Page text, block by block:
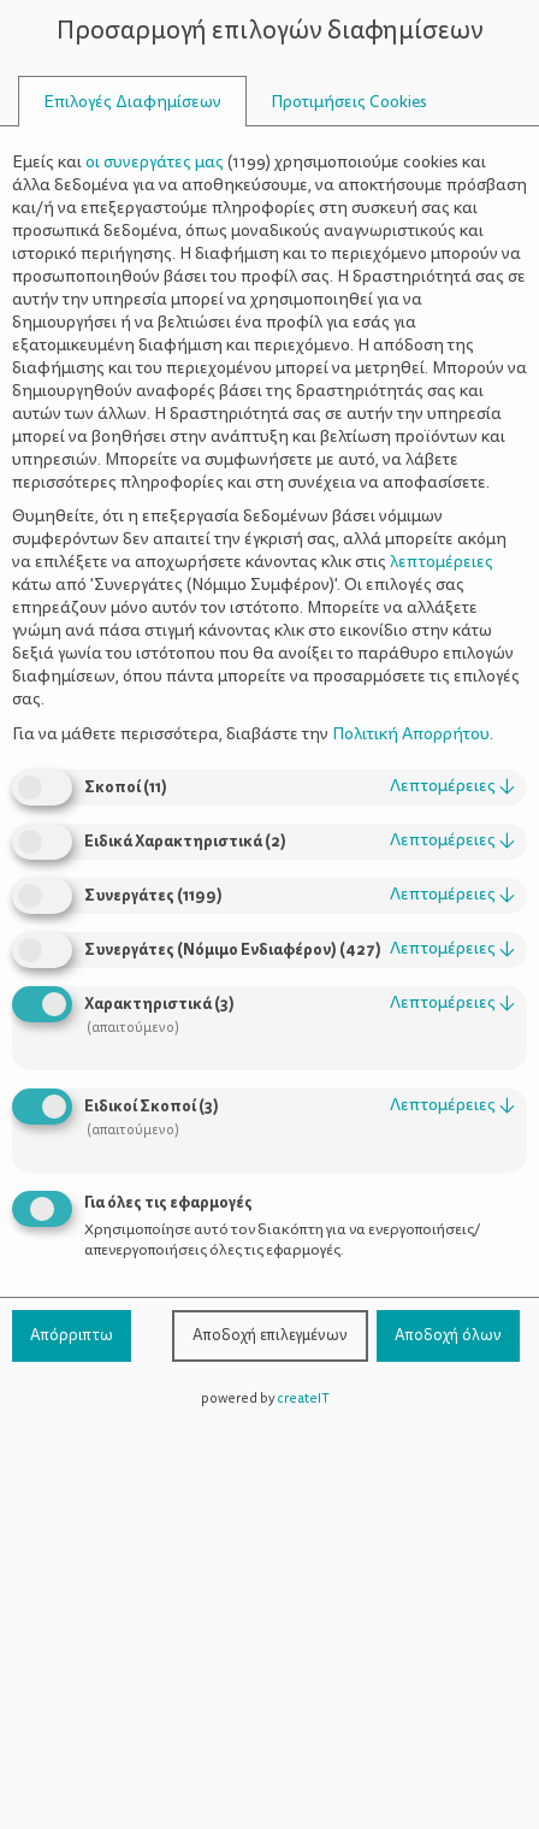
ΣΥΜΒΟΥΛΟΙ
ΠΑΓΩΤΌ
Το μενού των διακοπών - Πρώτη φορά
σε ταβέρνα με το μωρό
Ένα παγωμένο βουνό μέσα στο
καλοκαίρι!
Προσαρμογή επιλογών διαφημίσεων
Επιλογές Διαφημίσεων Προτιμήσεις Cookies
Εμείς καιοι συνεργάτες μας (1199) χρησιμοποιούμε cookies και
άλλα δεδομένα για να αποθηκεύσουμε, να αποκτήσουμε πρόσβαση
και/ή να επεξεργαστούμε πληροφορίες στη συσκευή σας και
προσωπικά δεδομένα, όπως μοναδικούς αναγνωριστικούς και
ιστορικό περιήγησης. Η διαφήμιση και το περιεχόμενο μπορούν να
προσωποποιηθούν βάσει του προφίλ σας. Η δραστηριότητά σας σε
αυτήν την υπηρεσία μπορεί να χρησιμοποιηθεί για να
δημιουργήσει ή να βελτιώσει ένα προφίλ για εσάς για
εξατομικευμένη διαφήμιση και περιεχόμενο. Η απόδοση της
διαφήμισης και του περιεχομένου μπορεί να μετρηθεί. Μπορούν να
δημιουργηθούν αναφορές βάσει της δραστηριότητάς σας και
αυτών των άλλων. Η δραστηριότητά σας σε αυτήν την υπηρεσία
μπορεί να βοηθήσει στην ανάπτυξη και βελτίωση προϊόντων και
υπηρεσιών. Μπορείτε να συμφωνήσετε με αυτό, να λάβετε
περισσότερες πληροφορίες και στη συνέχεια να αποφασίσετε.
Θυμηθείτε, ότι η επεξεργασία δεδομένων βάσει νόμιμων
συμφερόντων δεν απαιτεί την έγκρισή σας, αλλά μπορείτε ακόμη
να επιλέξετε να αποχωρήσετε κάνοντας κλικ στις λεπτομέρειες
κάτω από 'Συνεργάτες (Νόμιμο Συμφέρον)'. Οι επιλογές σας
επηρεάζουν μόνο αυτόν τον ιστότοπο. Μπορείτε να αλλάξετε
γνώμη ανά πάσα στιγμή κάνοντας κλικ στο εικονίδιο στην κάτω
δεξιά γωνία του ιστότοπου που θα ανοίξει το παράθυρο επιλογών
διαφημίσεων, όπου πάντα μπορείτε να προσαρμόσετε τις επιλογές
σας.
Για να μάθετε περισσότερα, διαβάστε την Πολιτική Απορρήτου.
Σκοποί(11) Λεπτομέρειες ↓
Ειδικά Χαρακτηριστικά(2) Λεπτομέρειες ↓
Συνεργάτες (1199) Λεπτομέρειες ↓
Συνεργάτες (Νόμιμο Ενδιαφέρον) (427) Λεπτομέρειες ↓
Χαρακτηριστικά(3)
(απαιτούμενο)
Λεπτομέρειες ↓
Ειδικοί Σκοποί(3)
(απαιτούμενο)
Λεπτομέρειες ↓
Για όλες τις εφαρμογές
Χρησιμοποίησε αυτό τον διακόπτη για να ενεργοποιήσεις/
απενεργοποιήσεις όλες τις εφαρμογές.
Απόρριπτω Αποδοχή επιλεγμένων Αποδοχή όλων
powered bycreateIT